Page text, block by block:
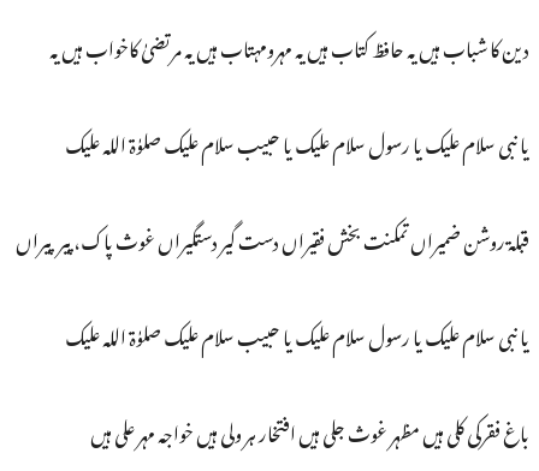
دین کا شباب ہیں یہ حافظ کتاب ہیں یہ مہرومہتاب ہیں یہ مرتضیٰ کاخواب ہیں یہ
یا نبی سلام علیک یا رسول سلام علیک یا حبیب سلام علیک صلوٰۃ اللہ علیک
قبلۃ روشن ضمیراں تمکنت بخش فقیراں دست گیر دستگیراں غوث پاک، پیرپیراں
یا نبی سلام علیک یا رسول سلام علیک یا حبیب سلام علیک صلوٰۃ اللہ علیک
باغ فقرکی کلی ہیں مظہر غوث جلی ہیں افتخار ہر ولی ہیں خواجہ مہر علی ہیں